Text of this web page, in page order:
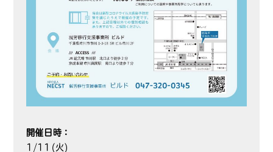
開催日時：
1/11(火)